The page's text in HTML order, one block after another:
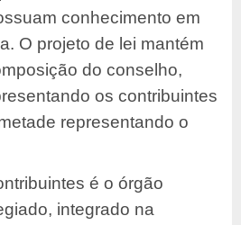
conhecimento em
O projeto de lei mantém
do conselho,
os contribuintes
representando o
é o órgão
integrado na